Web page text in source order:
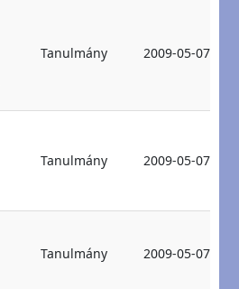
Tanulmány 2009-05-07
Tanulmány 2009-05-07
Tanulmány 2009-05-07